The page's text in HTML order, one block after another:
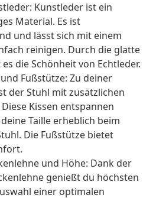
Kunstleder ist ein
Material. Es ist
und lässt sich mit einem
reinigen. Durch die glatte
die Schönheit von Echtleder.
Fußstütze: Zu deiner
der Stuhl mit zusätzlichen
Kissen entspannen
Taille erheblich beim
Die Fußstütze bietet
und Höhe: Dank der
genießt du höchsten
einer optimalen